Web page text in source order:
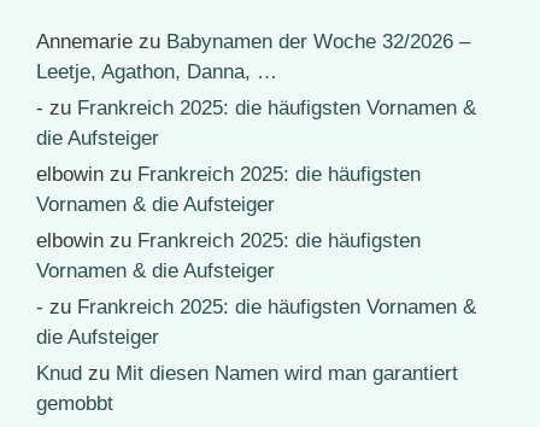
Annemarie zu Babynamen der Woche 32/2026 –
Leetje, Agathon, Danna, …
- zu Frankreich 2025: die häufigsten Vornamen &
die Aufsteiger
elbowin zu Frankreich 2025: die häufigsten
Vornamen & die Aufsteiger
elbowin zu Frankreich 2025: die häufigsten
Vornamen & die Aufsteiger
- zu Frankreich 2025: die häufigsten Vornamen &
die Aufsteiger
Knud zu Mit diesen Namen wird man garantiert
gemobbt